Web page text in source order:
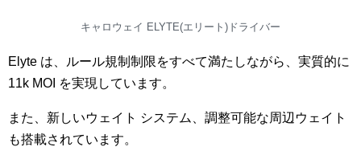
キャロウェイ ELYTE(エリート)ドライバー
Elyte は、ルール規制制限をすべて満たしながら、実質的に
11k MOI を実現しています。
また、新しいウェイト システム、調整可能な周辺ウェイト
も搭載されています。